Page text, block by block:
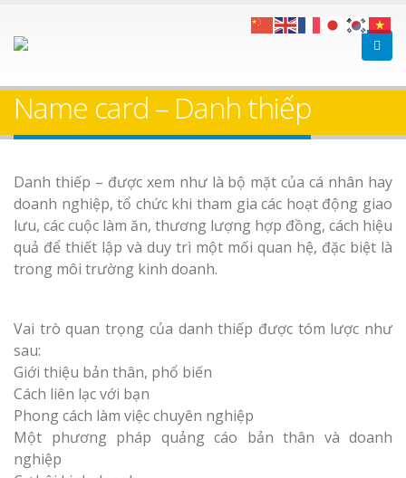
Name card – Danh thiếp
Danh thiếp – được xem như là bộ mặt của cá nhân hay
doanh nghiệp, tổ chức khi tham gia các hoạt động giao
lưu, các cuộc làm ăn, thương lượng hợp đồng, cách hiệu
quả để thiết lập và duy trì một mối quan hệ, đặc biệt là
trong môi trường kinh doanh.
Vai trò quan trọng của danh thiếp được tóm lược như
sau:
Giới thiệu bản thân, phổ biến
Cách liên lạc với bạn
Phong cách làm việc chuyên nghiệp
Một phương pháp quảng cáo bản thân và doanh
nghiệp